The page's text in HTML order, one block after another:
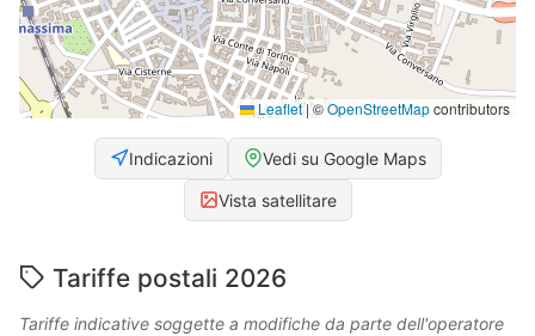
Leaflet |©OpenStreetMapcontributors
Indicazioni Vedi su Google Maps
Vista satellitare
Tariffe postali 2026
Tariffe indicative soggette a modifiche da parte dell'operatore